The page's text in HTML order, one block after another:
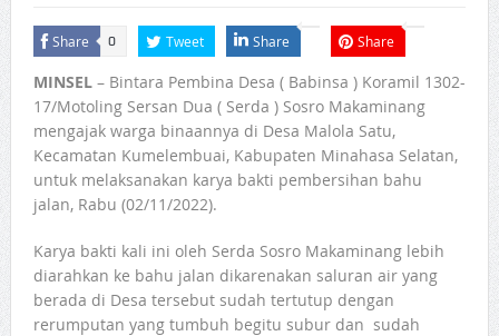
Share 0 Tweet Share Share
MINSEL – Bintara Pembina Desa ( Babinsa ) Koramil 1302-
17/Motoling Sersan Dua ( Serda ) Sosro Makaminang
mengajak warga binaannya di Desa Malola Satu,
Kecamatan Kumelembuai, Kabupaten Minahasa Selatan,
untuk melaksanakan karya bakti pembersihan bahu
jalan, Rabu (02/11/2022).
Karya bakti kali ini oleh Serda Sosro Makaminang lebih
diarahkan ke bahu jalan dikarenakan saluran air yang
berada di Desa tersebut sudah tertutup dengan
rerumputan yang tumbuh begitu subur dan sudah